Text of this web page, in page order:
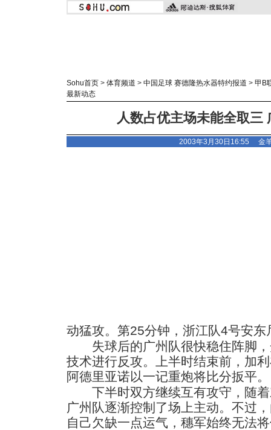
Sohu首页 > 体育频道 > 中国足球 赛德隆热水器特约报道 > 甲B
最新动态
人数占优主场未能全取三
2003年3月30日16:55 金
动猛攻。第25分钟，浙江队4号安
失球后的广州队很快稳住阵脚，
技术进行反攻。上半时结束前，加
阿德里亚诺以一记重炮将比分扳平。
下半时双方继续互有攻守，随着
广州队逐渐控制了场上主动。不过
自己欠缺一点运气，穗军始终无法